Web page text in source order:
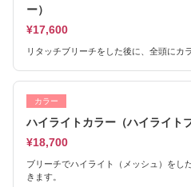
ー）
¥17,600
リタッチブリーチをした後に、全頭にカ
カラー
ハイライトカラー（ハイライト
¥18,700
ブリーチでハイライト（メッシュ）をし
きます。